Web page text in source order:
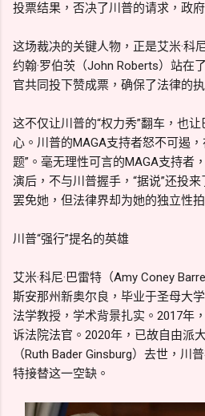
投票结果，否决了川普的请求，政
这场裁决的关键人物，正是艾米·科
约翰·罗伯茨（John Roberts）站在
官共同投下赞成票，确保了法律的执
这不仅让川普的“权力秀”翻车，也
心。川普的MAGA支持者怒不可遏
题”。毫无理性可言的MAGA支持者
演后，不与川普握手，“据说”还投
罢免她，但法律界却为她的独立性
川普“强行”提名的英雄
艾米·科尼·巴雷特（Amy Coney
斯安那州新奥尔良，毕业于圣母大
法学教授，学术背景扎实。2017年
诉法院法官。2020年，已故自由派
（Ruth Bader Ginsburg）去世，川
特接替这一空缺。